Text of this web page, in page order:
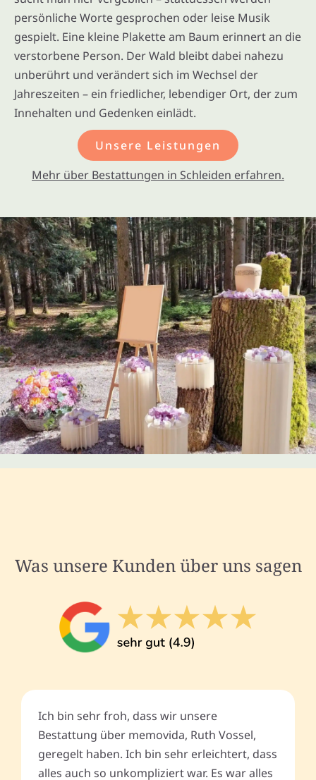
persönliche Worte gesprochen oder leise Musik
gespielt. Eine kleine Plakette am Baum erinnert an die
verstorbene Person. Der Wald bleibt dabei nahezu
unberührt und verändert sich im Wechsel der
Jahreszeiten – ein friedlicher, lebendiger Ort, der zum
Innehalten und Gedenken einlädt.
Unsere Leistungen
Mehr über Bestattungen in Schleiden erfahren.
Was unsere Kunden über uns sagen
Ich bin sehr froh, dass wir unsere
Bestattung über memovida, Ruth Vossel,
geregelt haben. Ich bin sehr erleichtert, dass
alles auch so unkompliziert war. Es war alles